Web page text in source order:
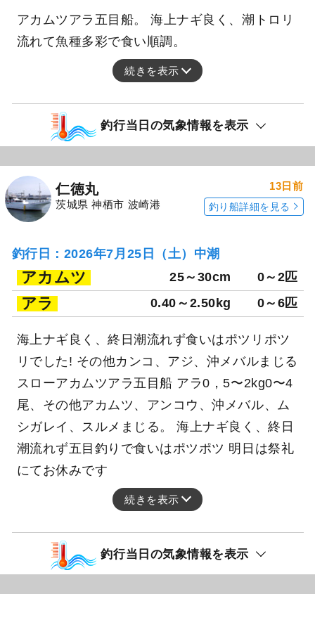
アカムツアラ五目船。 海上ナギ良く、潮トロリ
流れて魚種多彩で食い順調。
続きを表示
釣行当日の気象情報を表示
仁徳丸
茨城県 神栖市 波崎港
13日前
釣り船詳細を見る
釣行日：2026年7月25日（土）中潮
アカムツ 25～30cm 0～2匹
アラ 0.40～2.50kg 0～6匹
海上ナギ良く、終日潮流れず食いはポツリポツ
リでした! その他カンコ、アジ、沖メバルまじる
スローアカムツアラ五目船 アラ0，5〜2kg0〜4
尾、その他アカムツ、アンコウ、沖メバル、ム
シガレイ、スルメまじる。 海上ナギ良く、終日
潮流れず五目釣りで食いはポツポツ 明日は祭礼
にてお休みです
続きを表示
釣行当日の気象情報を表示